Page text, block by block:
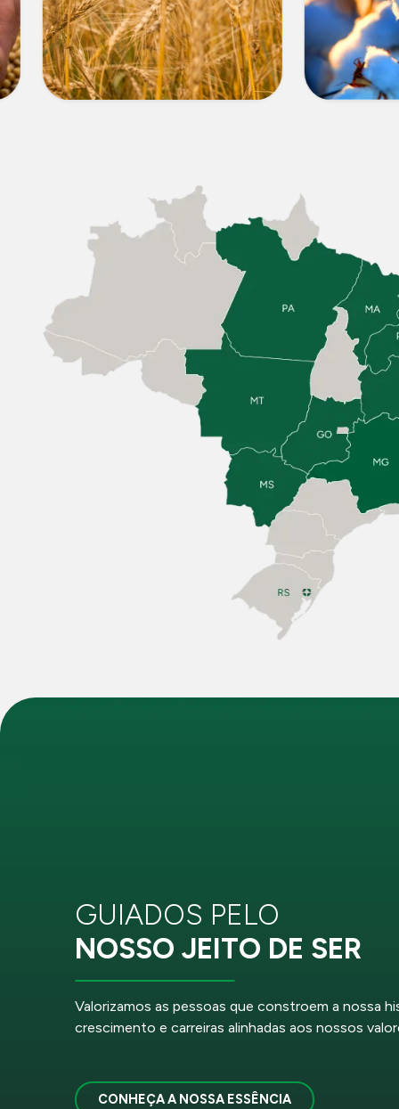
GUIADOS PELO
NOSSO JEITO DE SER
Valorizamos as pessoas que constroem a nossa
crescimento e carreiras alinhadas aos nossos
CONHEÇA A NOSSA ESSÊNCIA